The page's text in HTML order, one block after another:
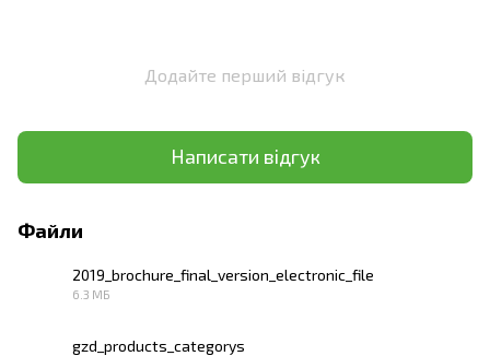
Додайте перший відгук
Написати відгук
Файли
2019_brochure_final_version_electronic_file
6.3 МБ
gzd_products_categorys